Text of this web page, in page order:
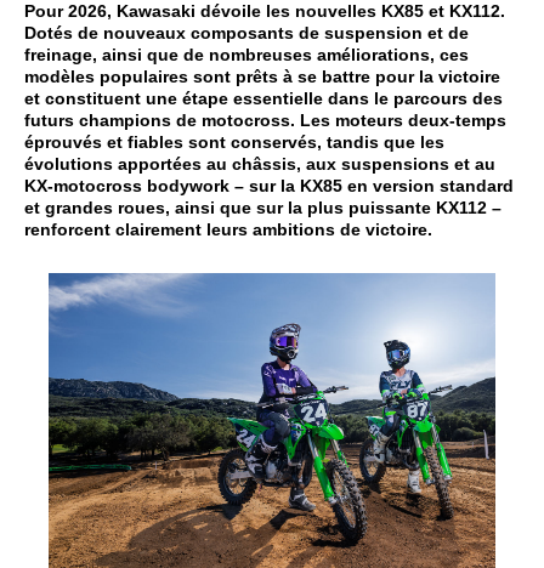
Pour 2026, Kawasaki dévoile les nouvelles KX85 et KX112.
Dotés de nouveaux composants de suspension et de
freinage, ainsi que de nombreuses améliorations, ces
modèles populaires sont prêts à se battre pour la victoire
et constituent une étape essentielle dans le parcours des
futurs champions de motocross. Les moteurs deux-temps
éprouvés et fiables sont conservés, tandis que les
évolutions apportées au châssis, aux suspensions et au
KX-motocross bodywork – sur la KX85 en version standard
et grandes roues, ainsi que sur la plus puissante KX112 –
renforcent clairement leurs ambitions de victoire.